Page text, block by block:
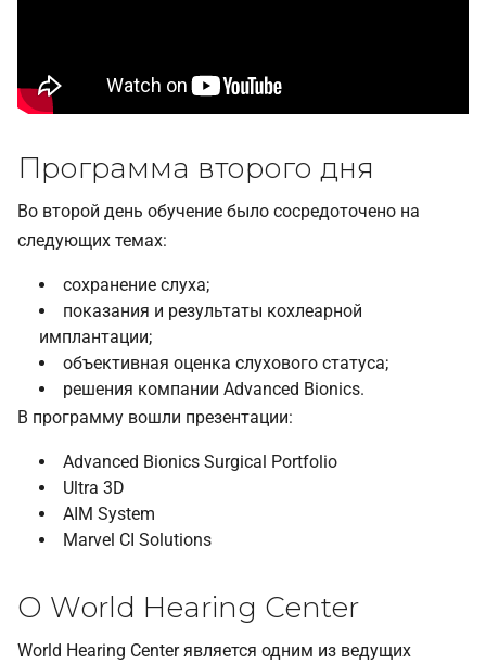
Программа второго дня
Во второй день обучение было сосредоточено на
следующих темах:
сохранение слуха;
показания и результаты кохлеарной
имплантации;
объективная оценка слухового статуса;
решения компании Advanced Bionics.
В программу вошли презентации:
Advanced Bionics Surgical Portfolio
Ultra 3D
AIM System
Marvel CI Solutions
О World Hearing Center
World Hearing Center является одним из ведущих